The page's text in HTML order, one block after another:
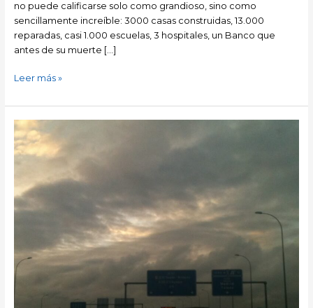
no puede calificarse solo como grandioso, sino como
sencillamente increíble: 3000 casas construidas, 13.000
reparadas, casi 1.000 escuelas, 3 hospitales, un Banco que
antes de su muerte […]
Leer más »
El
manifiesto
de
Generacion
Perdida….